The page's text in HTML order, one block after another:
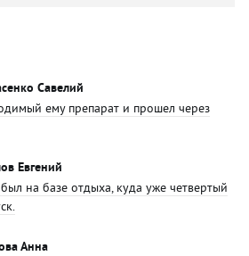
Савелий
ему препарат и прошел через
Евгений
на базе отдыха, куда уже четвертый
Анна